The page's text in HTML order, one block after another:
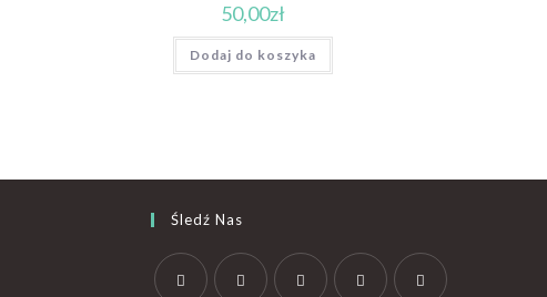
50,00zł
Dodaj do koszyka
Śledź Nas